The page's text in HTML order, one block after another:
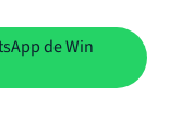
de Win